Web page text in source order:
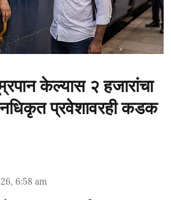
केल्यास २ हजारांचा
प्रवेशावरही कडक
6:58 am